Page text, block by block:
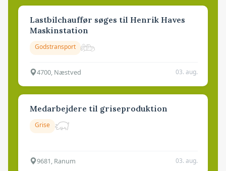
Lastbilchauffør søges til Henrik Haves
Maskinstation
Godstransport
4700, Næstved 03. aug.
Medarbejdere til griseproduktion
Grise
9681, Ranum 03. aug.